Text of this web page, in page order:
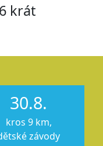
krát
30.8.
kros 9 km,
závody